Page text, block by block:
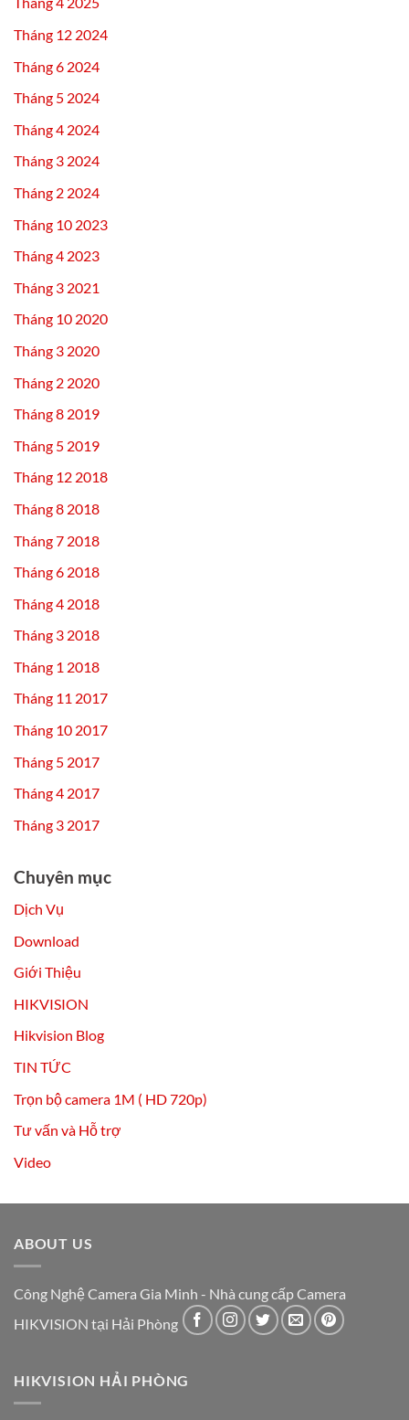
Tháng 12 2024
Tháng 6 2024
Tháng 5 2024
Tháng 4 2024
Tháng 3 2024
Tháng 2 2024
Tháng 10 2023
Tháng 4 2023
Tháng 3 2021
Tháng 10 2020
Tháng 3 2020
Tháng 2 2020
Tháng 8 2019
Tháng 5 2019
Tháng 12 2018
Tháng 8 2018
Tháng 7 2018
Tháng 6 2018
Tháng 4 2018
Tháng 3 2018
Tháng 1 2018
Tháng 11 2017
Tháng 10 2017
Tháng 5 2017
Tháng 4 2017
Tháng 3 2017
Chuyên mục
Dịch Vụ
Download
Giới Thiệu
HIKVISION
Hikvision Blog
TIN TỨC
Trọn bộ camera 1M ( HD 720p)
Tư vấn và Hỗ trợ
Video
ABOUT US
Công Nghệ Camera Gia Minh - Nhà cung cấp Camera
HIKVISION tại Hải Phòng
HIKVISION HẢI PHÒNG